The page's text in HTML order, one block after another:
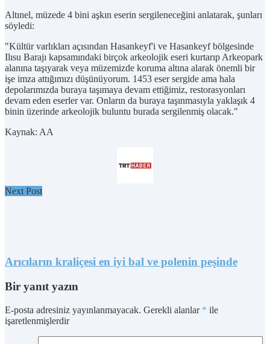
Altınel, müzede 4 bini aşkın eserin sergileneceğini anlatarak, şunları
söyledi:
"Kültür varlıkları açısından Hasankeyf'i ve Hasankeyf bölgesinde
Ilısu Barajı kapsamındaki birçok arkeolojik eseri kurtarıp Arkeopark
alanına taşıyarak veya müzemizde koruma altına alarak önemli bir
işe imza attığımızı düşünüyorum. 1453 eser sergide ama hala
depolarımızda buraya taşımaya devam ettiğimiz, restorasyonları
devam eden eserler var. Onların da buraya taşınmasıyla yaklaşık 4
binin üzerinde arkeolojik buluntu burada sergilenmiş olacak."
Kaynak: AA
Next Post
Arıcıların kraliçesi en iyi bal ve polenin peşinde
Bir yanıt yazın
E-posta adresiniz yayınlanmayacak. Gerekli alanlar * ile
işaretlenmişlerdir